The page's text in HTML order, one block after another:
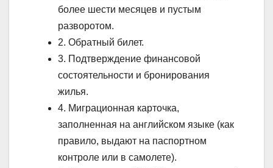
более шести месяцев и пустым
разворотом.
2. Обратный билет.
3. Подтверждение финансовой
состоятельности и бронирования
жилья.
4. Миграционная карточка,
заполненная на английском языке (как
правило, выдают на паспортном
контроле или в самолете).